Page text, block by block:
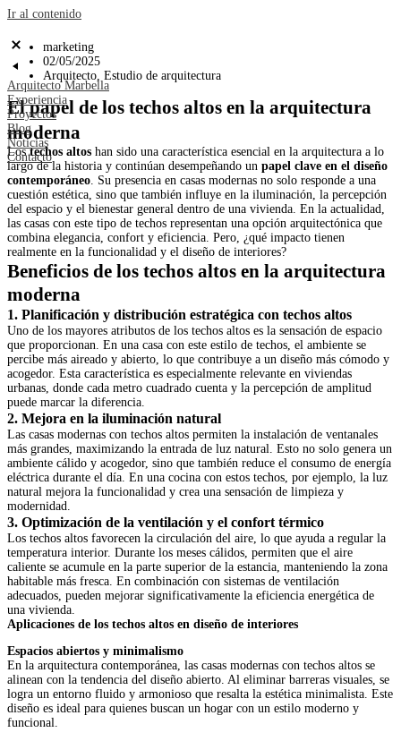
Ir al contenido
Arquitecto Marbella
Experiencia
Proyectos
Blog
Noticias
Contacto
marketing
02/05/2025
Arquitecto Estudio de arquitectura
El papel de los techos altos en la arquitectura
moderna
Lostechos altos han sido una característica esencial en la arquitectura a lo
largo de la historia y continúan desempeñando un papel clave en el diseño
contemporáneo. Su presencia en casas modernas no solo responde a una
cuestión estética, sino que también influye en la iluminación, la percepción
del espacio y el bienestar general dentro de una vivienda. En la actualidad,
las casas con este tipo de techos representan una opción arquitectónica que
combina elegancia, confort y eficiencia. Pero, ¿qué impacto tienen
realmente en la funcionalidad y el diseño de interiores?
Beneficios de los techos altos en la arquitectura
moderna
1. Planificación y distribución estratégica con techos altos
Uno de los mayores atributos de los techos altos es la sensación de espacio
que proporcionan. En una casa con este estilo de techos, el ambiente se
percibe más aireado y abierto, lo que contribuye a un diseño más cómodo y
acogedor. Esta característica es especialmente relevante en viviendas
urbanas, donde cada metro cuadrado cuenta y la percepción de amplitud
puede marcar la diferencia.
2. Mejora en la iluminación natural
Las casas modernas con techos altos permiten la instalación de ventanales
más grandes, maximizando la entrada de luz natural. Esto no solo genera un
ambiente cálido y acogedor, sino que también reduce el consumo de energía
eléctrica durante el día. En una cocina con estos techos, por ejemplo, la luz
natural mejora la funcionalidad y crea una sensación de limpieza y
modernidad.
3. Optimización de la ventilación y el confort térmico
Los techos altos favorecen la circulación del aire, lo que ayuda a regular la
temperatura interior. Durante los meses cálidos, permiten que el aire
caliente se acumule en la parte superior de la estancia, manteniendo la zona
habitable más fresca. En combinación con sistemas de ventilación
adecuados, pueden mejorar significativamente la eficiencia energética de
una vivienda.
Aplicaciones de los techos altos en diseño de interiores
Espacios abiertos y minimalismo
En la arquitectura contemporánea, las casas modernas con techos altos se
alinean con la tendencia del diseño abierto. Al eliminar barreras visuales, se
logra un entorno fluido y armonioso que resalta la estética minimalista. Este
diseño es ideal para quienes buscan un hogar con un estilo moderno y
funcional.